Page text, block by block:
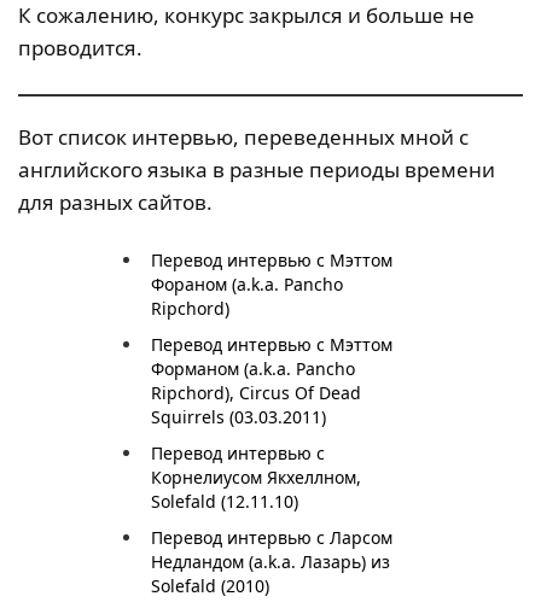
К сожалению, конкурс закрылся и больше не
проводится.
Вот список интервью, переведенных мной с
английского языка в разные периоды времени
для разных сайтов.
Перевод интервью с Мэттом
Фораном (a.k.a. Pancho
Ripchord)
Перевод интервью с Мэттом
Форманом (a.k.a. Pancho
Ripchord), Circus Of Dead
Squirrels (03.03.2011)
Перевод интервью с
Корнелиусом Якхеллном,
Solefald (12.11.10)
Перевод интервью с Ларсом
Недландом (a.k.a. Лазарь) из
Solefald (2010)